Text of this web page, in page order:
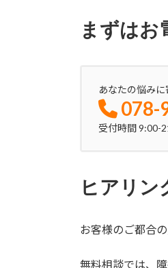
まずはお
あなたの悩み
078-
受付時間 9:00-
ヒアリン
お客様のご都合
無料相談では、